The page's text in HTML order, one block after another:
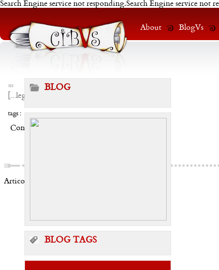
Search Engine service not responding.Search Engine service not
About BlogVs
su
...leggi
tags :
Condividi:
Articoli correlati:
BLOG
BLOG TAGS